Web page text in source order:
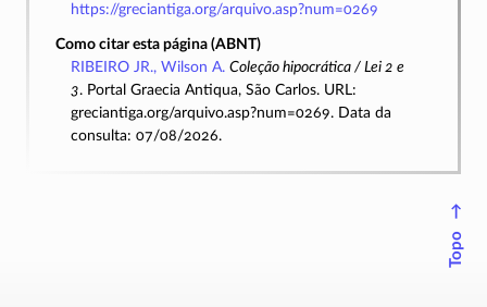
https://greciantiga.org/arquivo.asp?num=0269
Como citar esta página (ABNT)
RIBEIRO JR., Wilson A. Coleção hipocrática / Lei 2 e
3. Portal Graecia Antiqua, São Carlos. URL:
greciantiga.org/arquivo.asp?num=0269. Data da
consulta: 07/08/2026.
↑
Topo